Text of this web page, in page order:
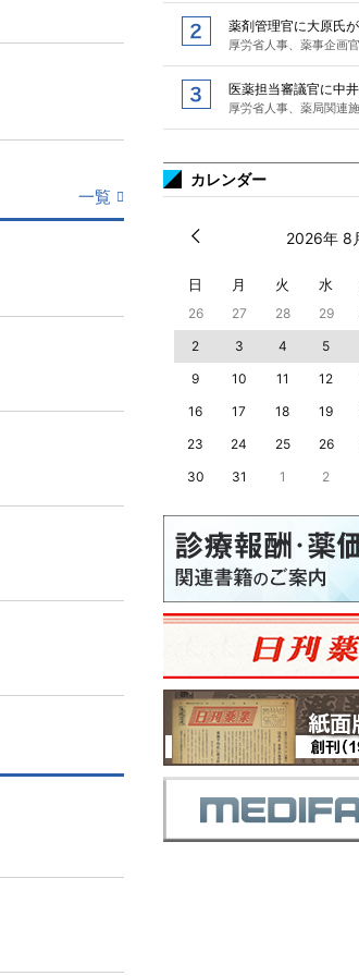
一覧
薬剤管理官に大原氏
厚労省人事、薬事企画
医薬担当審議官に中
厚労省人事、薬局関連
カレンダー
2026年 8
日 月 火 水
26 27 28 29
2
3 4 5
9
10 11 12
16
17 18 19
23
24 25 26
30
31 1 2